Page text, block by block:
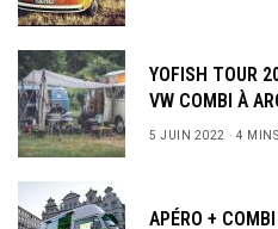
YOFISH TOUR
VW COMBI À
5 JUIN 2022 4
APÉRO +